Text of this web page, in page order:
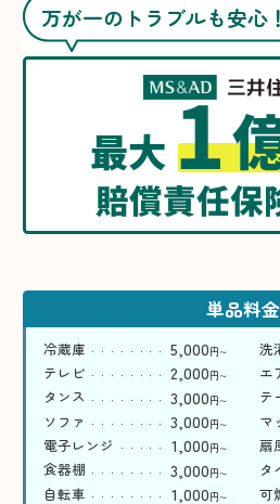
万が一のトラブルも安心！
最大1
賠償責任保
単品料金
冷蔵庫 5,000円〜 洗
テレビ 2,000円〜 エ
タンス 3,000円〜 テ
ソファ 3,000円〜 マ
電子レンジ 1,000円〜 扇
食器棚 3,000円〜 タ
自転車 1,000円〜 可